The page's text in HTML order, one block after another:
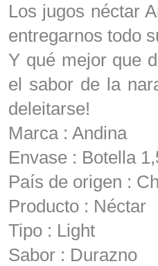
Los jugos néctar
entregarnos todo
Y qué mejor que
el sabor de la
deleitarse!
Marca : Andina
Envase : Botella
País de origen :
Producto : Néctar
Tipo : Light
Sabor : Durazno